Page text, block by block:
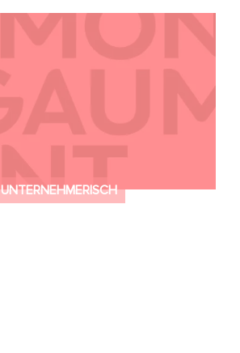
UNTERNEHMERISCH